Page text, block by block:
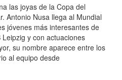
las joyas de la Copa del
Antonio Nusa llega al Mundial
jóvenes más interesantes de
y con actuaciones
su nombre aparece entre los
al equipo desde